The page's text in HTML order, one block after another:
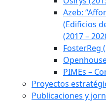
Azeb:
(Edificios
(2017 –
FosterReg
PIMEs –
Proyectos
Publicaciones y